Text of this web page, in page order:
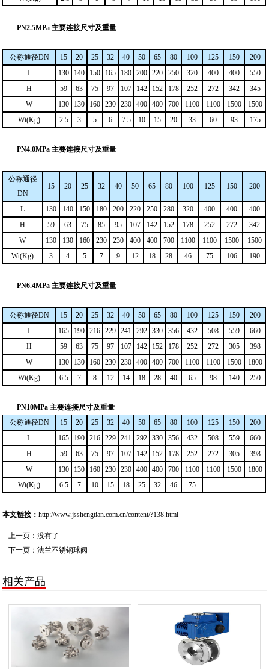
PN2.5MPa 主要连接尺寸及重量
公称通径DN 15 20 25 32 40 50 65 80 100 125 150
200
L
130 140 150 165 180 200 220 250 320 400 400
550
H
59 63 75 97 107 142 152 178 252 272 342
345
W
130 130 160 230 230 400 400 700 1100 1100 1500
1500
Wt(Kg)
2.5 3 5 6 7.5 10 15 20 33 60 93 175
PN4.0MPa 主要连接尺寸及重量
公称通径
DN
15 20 25 32 40 50 65 80 100 125 150 200
L 130 140 150 180 200 220 250 280 320 400 400
400
H
59 63 75 85 95 107 142 152 178 252 272
342
W
130 130 160 230 230 400 400 700 1100 1100 1500
1500
Wt(Kg)
3 4 5 7 9 12 18 28 46 75 106 190
PN6.4MPa 主要连接尺寸及重量
公称通径DN 15 20 25 32 40 50 65 80 100 125 150
200
L
165 190 216 229 241 292 330 356 432 508 559
660
H
59 63 75 97 107 142 152 178 252 272 305
398
W
130 130 160 230 230 400 400 700 1100 1100 1500
1800
Wt(Kg)
6.5 7 8 12 14 18 28 40 65 98 140 250
PN10MPa 主要连接尺寸及重量
公称通径DN 15 20 25 32 40 50 65 80 100 125 150
200
L
165 190 216 229 241 292 330 356 432 508 559
660
H
59 63 75 97 107 142 152 178 252 272 305
398
W
130 130 160 230 230 400 400 700 1100 1100 1500
1800
Wt(Kg)
6.5 7 10 15 18 25 32 46 75
本文链接：http://www.jsshengtian.com.cn/content/?138.html
上一页：没有了
下一页：法兰不锈钢球阀
相关产品